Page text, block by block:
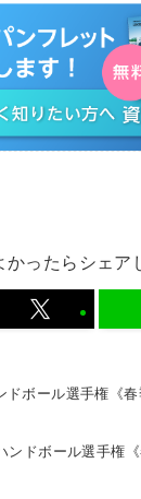
かったらシェア
ドボール選手権《
ンドボール選手権